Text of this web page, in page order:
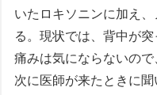
いたロキソニンに加え
る。現状では、背中が
痛みは気にならないので
次に医師が来たときに聞